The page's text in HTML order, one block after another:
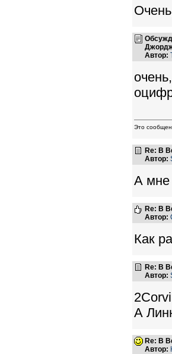
Автор:
Это
Re: В
Автор:
А мне
Re: В
Автор:
Как
Re: В
Автор:
А
Re: В
Автор: